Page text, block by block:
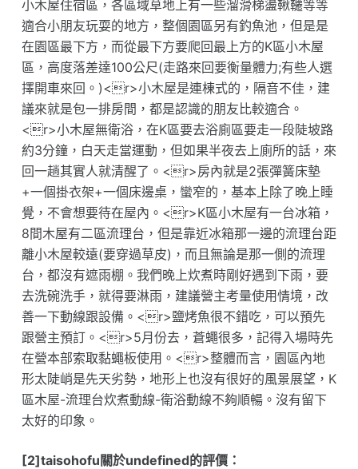
小木屋住宿區，各區域草地上有一些溜滑梯盪鞦韆等等
適合小朋友玩耍的地方，整個園區另有釣魚池，但是是
在園區最下方，而從最下方要爬回最上方的K區小木屋
區，高度落差達100公尺(走路來回要衡量體力;有些人選
擇開車來回。)<r>小木屋是連棟式的，隔音不佳，建
議來就是包一排房間，都是認識的朋友比較適合。
<r>小木屋無衛浴，在K區要去浴廁區要走一段陡坡路
約3分鐘，白天走當運動，但如果半夜去上廁所的話，來
回一趟其實人就清醒了。<r>房內就是2張彈簧床墊
+一個掛衣架+一個床邊桌，蠻窄的，基本上除了晚上睡
覺，不會想要待在屋內。<r>K區小木屋有一台冰箱，
8間木屋有二區流理台，但是靠近冰箱那一邊的流理台距
離小木屋較遠(要穿過草皮)，而且無論是那一側的流理
台，都沒有遮雨棚。我們晚上炊煮時剛好遇到下雨，要
去洗碗洗手，就得要淋雨，建議營主考量使用情境，改
善一下動線跟設備。<r>鹽烤魚很不錯吃，可以預先
跟營主預訂。<r>5月份去，蒼蠅很多，記得入場時先
在營本部索取黏蠅板使用。<r>整體而言，園區內地
形太陡峭是先天劣勢，地形上也沒有很好的風景展望，K
區木屋-流理台炊煮動線-衛浴動線不夠順暢。沒有留下
太好的印象。
[2]taisohofu關於undefined的評價：